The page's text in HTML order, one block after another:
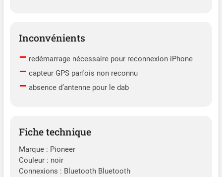
Inconvénients
– redémarrage nécessaire pour reconnexion iPhone
– capteur GPS parfois non reconnu
– absence d’antenne pour le dab
Fiche technique
Marque : Pioneer
Couleur : noir
Connexions : Bluetooth Bluetooth